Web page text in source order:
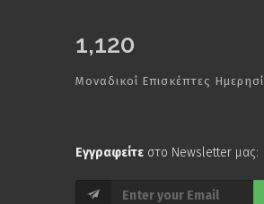
1,120
Μοναδικοί Επισκέπτες
Εγγραφείτε στο Newsletter μας: